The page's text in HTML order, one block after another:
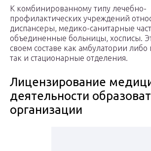
К комбинированному типу лечебно-
профилактических учреждений
диспансеры, медико-санитарные
объединенные больницы, хосписы.
своем составе как амбулатории
так и стационарные отделения.
Лицензирование
деятельности
организации